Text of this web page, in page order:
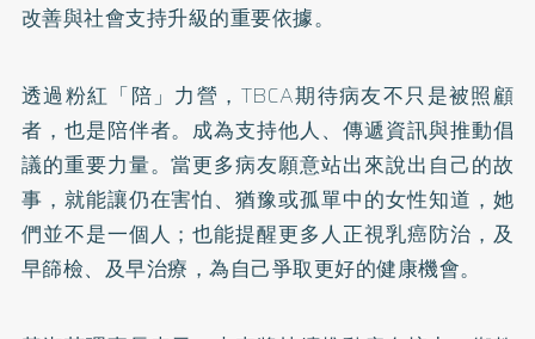
改善與社會支持升級的重要依據。
透過粉紅「陪」力營，TBCA期待病友不只是被照顧
者，也是陪伴者。成為支持他人、傳遞資訊與推動倡
議的重要力量。當更多病友願意站出來說出自己的故
事，就能讓仍在害怕、猶豫或孤單中的女性知道，她
們並不是一個人；也能提醒更多人正視乳癌防治，及
早篩檢、及早治療，為自己爭取更好的健康機會。